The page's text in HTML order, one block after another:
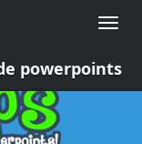
Toggle
powerpoints